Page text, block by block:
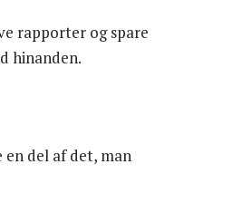
rapporter og spare
hinanden.
del af det, man